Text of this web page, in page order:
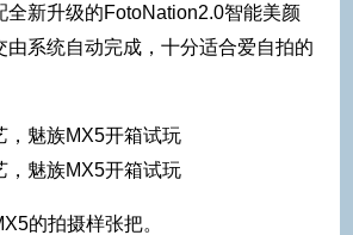
全新升级的FotoNation2.0智能美颜
由系统自动完成，十分适合爱自拍的
的拍摄样张把。